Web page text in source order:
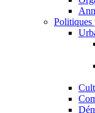
Politiques